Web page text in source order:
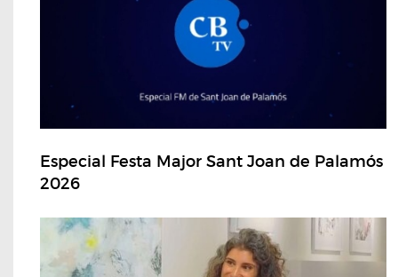
Especial Festa Major Sant Joan de Palamós
2026